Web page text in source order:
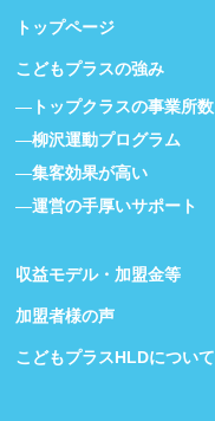
トップページ
こどもプラスの強み
トップクラスの事業所数
柳沢運動プログラム
集客効果が高い
運営の手厚いサポート
収益モデル・加盟金等
加盟者様の声
こどもプラスHLDについて